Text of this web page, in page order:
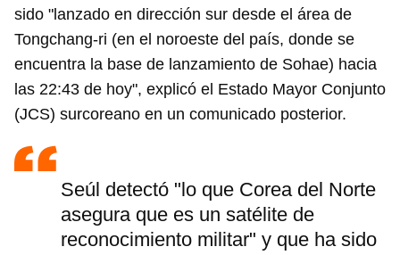
sido "lanzado en dirección sur desde el área de
Tongchang-ri (en el noroeste del país, donde se
encuentra la base de lanzamiento de Sohae) hacia
las 22:43 de hoy", explicó el Estado Mayor Conjunto
(JCS) surcoreano en un comunicado posterior.
Seúl detectó "lo que Corea del Norte
asegura que es un satélite de
reconocimiento militar" y que ha sido